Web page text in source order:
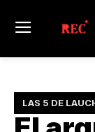
LAS 5 DE